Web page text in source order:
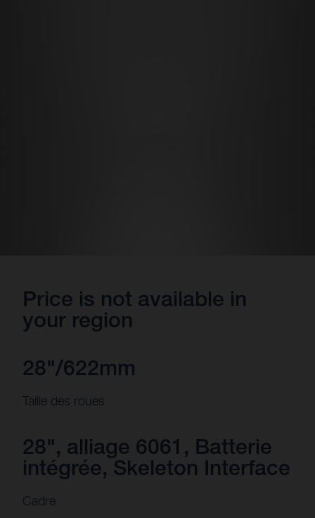
Price is not available in
your region
28"/622mm
Taille des roues
28", alliage 6061, Batterie
intégrée, Skeleton Interface
Cadre